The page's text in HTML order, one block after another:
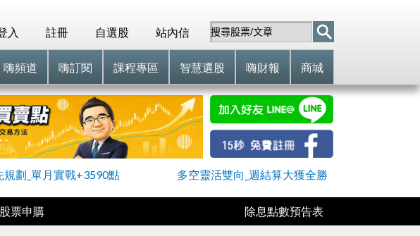
站內信
自選股
註冊
入
嗨頻道 嗨訂閱 課程專區 智慧選股 嗨財報 商城
規劃_單月實戰+3590點 多空靈活雙向_週結算大獲全勝
股票申購 除息點數預告表